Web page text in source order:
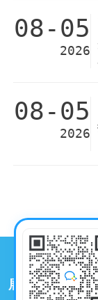
08-05
2026
08-05
2026
展会概况